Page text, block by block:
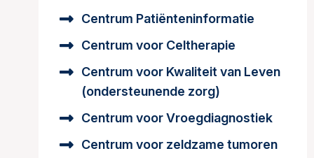
Centrum Patiënteninformatie
Centrum voor Celtherapie
Centrum voor Kwaliteit van Leven
(ondersteunende zorg)
Centrum voor Vroegdiagnostiek
Centrum voor zeldzame tumoren